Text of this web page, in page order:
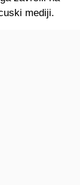
mediji.